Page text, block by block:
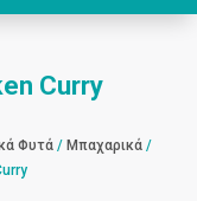
Curry
Φυτά/ Μπαχαρικά/